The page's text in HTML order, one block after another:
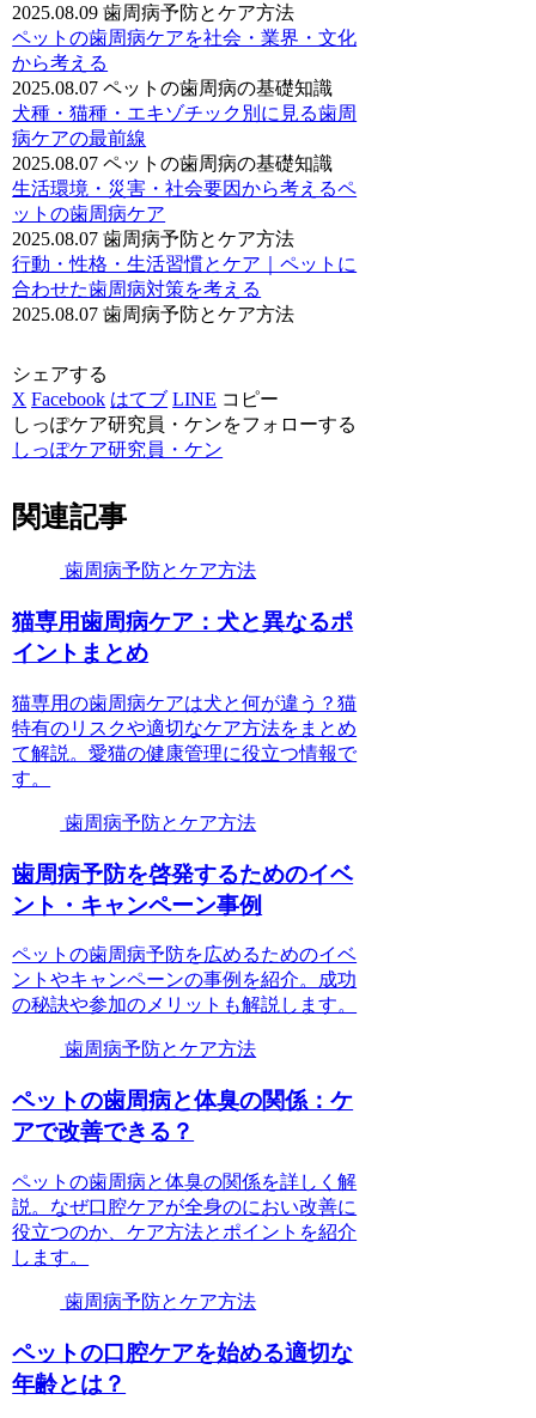
2025.08.09 歯周病予防とケア方法
ペットの歯周病ケアを社会・業界・文化
から考える
2025.08.07 ペットの歯周病の基礎知識
犬種・猫種・エキゾチック別に見る歯周
病ケアの最前線
2025.08.07 ペットの歯周病の基礎知識
生活環境・災害・社会要因から考えるペ
ットの歯周病ケア
2025.08.07 歯周病予防とケア方法
行動・性格・生活習慣とケア｜ペットに
合わせた歯周病対策を考える
2025.08.07 歯周病予防とケア方法
シェアする
X Facebook はてブ LINE コピー
しっぽケア研究員・ケンをフォローする
しっぽケア研究員・ケン
関連記事
歯周病予防とケア方法
猫専用歯周病ケア：犬と異なるポ
イントまとめ
猫専用の歯周病ケアは犬と何が違う？猫
特有のリスクや適切なケア方法をまとめ
て解説。愛猫の健康管理に役立つ情報で
す。
歯周病予防とケア方法
歯周病予防を啓発するためのイベ
ント・キャンペーン事例
ペットの歯周病予防を広めるためのイベ
ントやキャンペーンの事例を紹介。成功
の秘訣や参加のメリットも解説します。
歯周病予防とケア方法
ペットの歯周病と体臭の関係：ケ
アで改善できる？
ペットの歯周病と体臭の関係を詳しく解
説。なぜ口腔ケアが全身のにおい改善に
役立つのか、ケア方法とポイントを紹介
します。
歯周病予防とケア方法
ペットの口腔ケアを始める適切な
年齢とは？